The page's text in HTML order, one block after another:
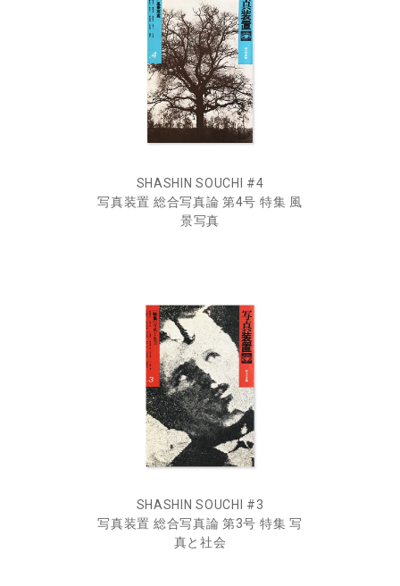
SHASHIN SOUCHI #4
写真装置 総合写真論 第4号 特集 風
景写真
SHASHIN SOUCHI #3
写真装置 総合写真論 第3号 特集 写
真と社会